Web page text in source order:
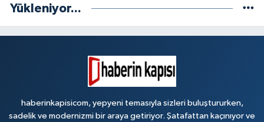
Yükleniyor...
haberinkapisicom, yepyeni temasıyla sizleri buluştururken,
sadelik ve modernizmi bir araya getiriyor. Şatafattan kaçınıyor ve